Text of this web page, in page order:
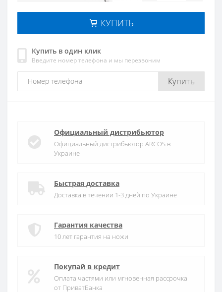
КУПИТЬ
Купить в один клик
Введите номер телефона и мы перезвоним
Купить
Официальный дистрибьютор
Официальный дистрибьютор ARCOS в
Украине
Быстрая доставка
Доставка в течении 1-3 дней по Украине
Гарантия качества
10 лет гарантия на ножи
Покупай в кредит
Оплата частями или мгновенная рассрочка
от ПриватБанка